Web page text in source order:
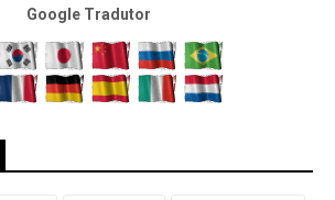
Google Tradutor